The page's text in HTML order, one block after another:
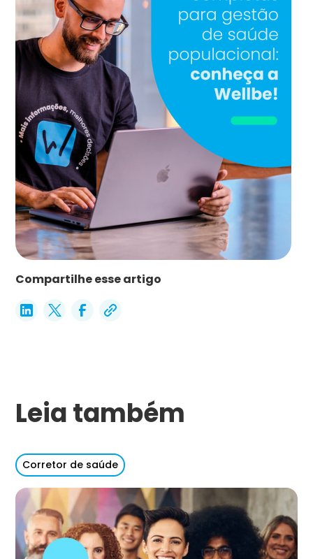
Compartilhe esse artigo
Leia também
Corretor de saúde